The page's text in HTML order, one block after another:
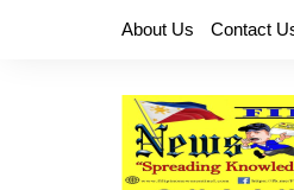
About Us Contact